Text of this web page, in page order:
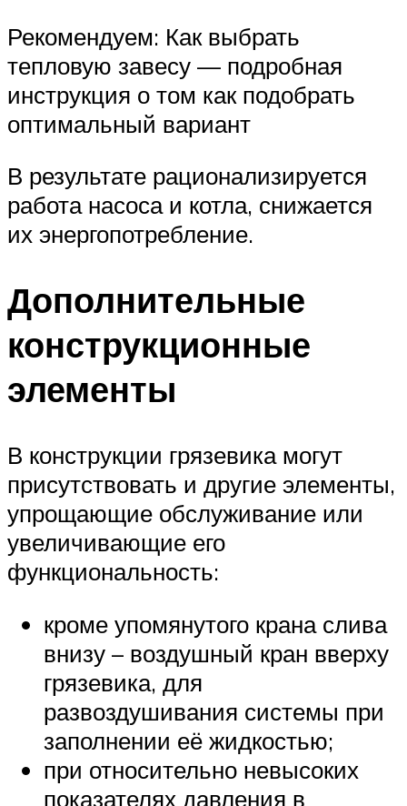
Рекомендуем: Как выбрать
тепловую завесу — подробная
инструкция о том как подобрать
оптимальный вариант
В результате рационализируется
работа насоса и котла, снижается
их энергопотребление.
Дополнительные
конструкционные
элементы
В конструкции грязевика могут
присутствовать и другие элементы,
упрощающие обслуживание или
увеличивающие его
функциональность:
кроме упомянутого крана слива
внизу – воздушный кран вверху
грязевика, для
развоздушивания системы при
заполнении её жидкостью;
при относительно невысоких
показателях давления в